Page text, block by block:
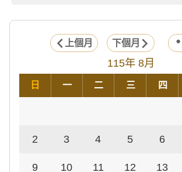
上個月 下個月
115年 8月
日 一 二 三 四
2 3 4 5 6
9 10 11 12 13